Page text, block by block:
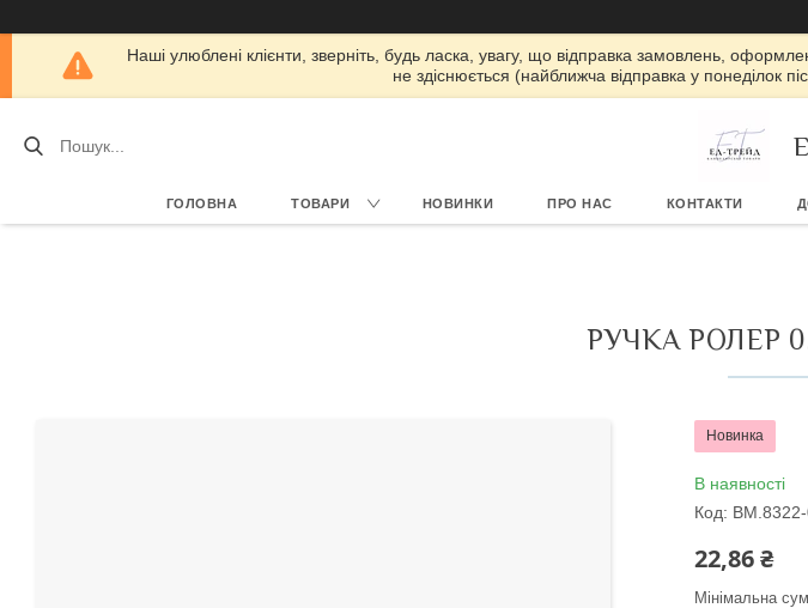
Наші улюблені клієнти, зверніть, будь ласка, увагу, що відправка замовлень,
не здіснюється (найближча відправка у понеділок
ГОЛОВНА ТОВАРИ НОВИНКИ ПРО НАС КОНТАКТИ
РУЧКА РОЛЕР
Новинка
В наявності
Код:
22,86 ₴
Мінімальна